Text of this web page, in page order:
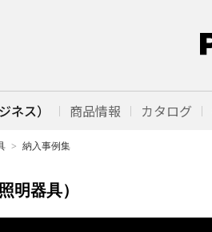
ネス） 商品情報 カタログ
納入事例集
照明器具）